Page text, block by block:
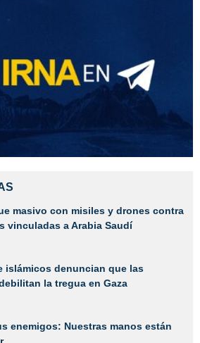
masivo con misiles y drones contra
vinculadas a Arabia Saudí
islámicos denuncian que las
la tregua en Gaza
enemigos: Nuestras manos están